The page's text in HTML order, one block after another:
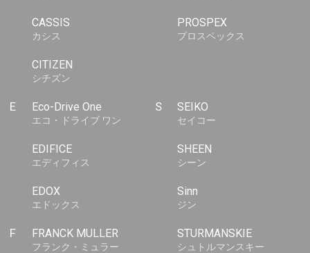
CASSIS
カシス
CITIZEN
シチズン
E Eco-Drive One
エコ・ドライブ ワン
EDIFICE
エディフィス
EDOX
エドックス
F FRANCK MULLER
フランク・ミュラー
PROSPEX
プロスペックス
S SEIKO
セイコー
SHEEN
シーン
Sinn
ジン
STURMANSKIE
シュトルマンスキー